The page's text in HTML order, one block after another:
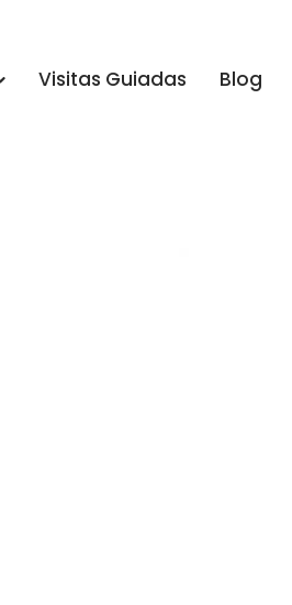
Visitas Guiadas Blog